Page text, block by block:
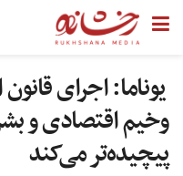
یوناما: اجرای
وخیم اقتصادی و
پیچیده‌تر می‌کند